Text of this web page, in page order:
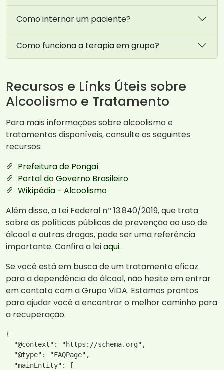
Como internar um paciente?
Como funciona a terapia em grupo?
Recursos e Links Úteis sobre
Alcoolismo e Tratamento
Para mais informações sobre alcoolismo e
tratamentos disponíveis, consulte os seguintes
recursos:
Prefeitura de Pongaí
Portal do Governo Brasileiro
Wikipédia - Alcoolismo
Além disso, a Lei Federal nº 13.840/2019, que trata
sobre as políticas públicas de prevenção ao uso de
álcool e outras drogas, pode ser uma referência
importante. Confira a leiaqui.
Se você está em busca de um tratamento eficaz
para a dependência do álcool, não hesite em entrar
em contato com a Grupo ViDA. Estamos prontos
para ajudar você a encontrar o melhor caminho para
a recuperação.
{
  "@context": "https://schema.org",
  "@type": "FAQPage",
  "mainEntity": [